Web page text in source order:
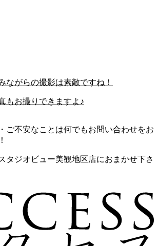
ながらの撮影は素敵ですね！
もお撮りできますよ♪
ご不安なことは何でもお問い合わせをお
タジオビュー美観地区店におまかせ下さ